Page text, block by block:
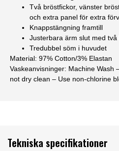
Två bröstfickor, vänster
och extra panel för extra
Knappstängning framtill
Justerbara ärm slut med två
Tredubbel söm i huvudet
Material: 97% Cotton/3% Elastan
Vaskeanvisninger: Machine Wash
not dry clean – Use non-chlorine
Tekniska specifikationer